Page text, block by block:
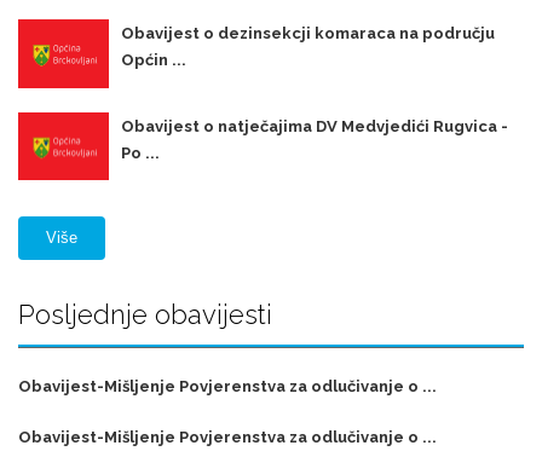
Obavijest o dezinsekcji komaraca na području
Općin ...
Obavijest o natječajima DV Medvjedići Rugvica -
Po ...
Više
Posljednje obavijesti
Obavijest-Mišljenje Povjerenstva za odlučivanje o ...
Obavijest-Mišljenje Povjerenstva za odlučivanje o ...